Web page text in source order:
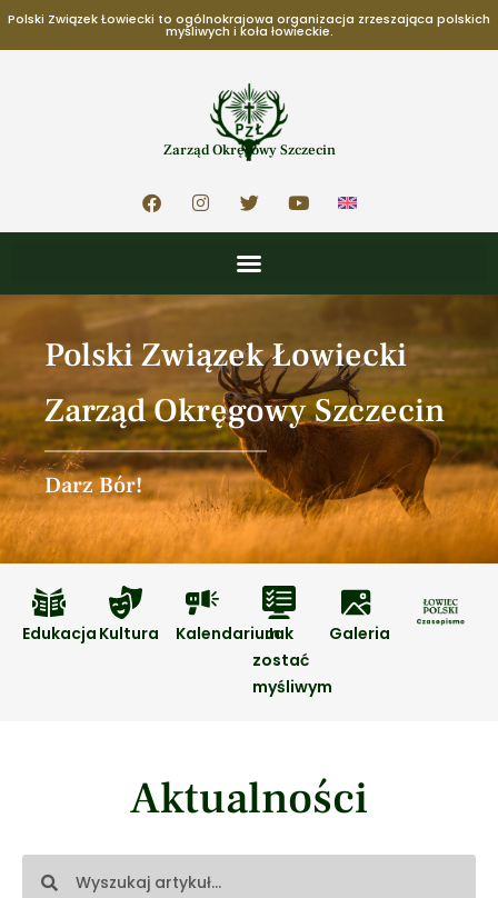
Polski Związek Łowiecki to ogólnokrajowa organizacja zrzeszająca polskich
myśliwych i koła łowieckie.
Zarząd Okręgowy Szczecin
Polski Związek Łowiecki
Zarząd Okręgowy Szczecin
Darz Bór!
Edukacja Kultura KalendariumJak
zostać
myśliwym
Galeria
Aktualności